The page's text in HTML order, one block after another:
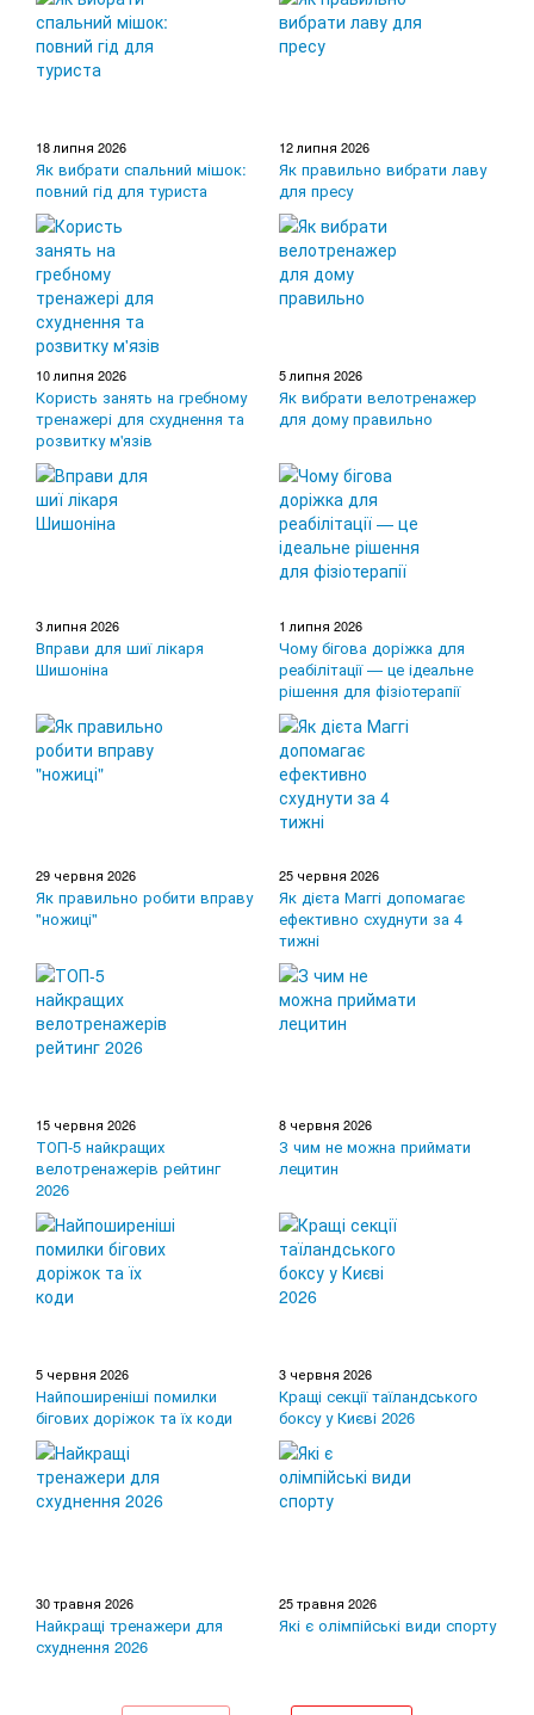
18 липня 2026
Як вибрати спальний мішок:
повний гід для туриста
12 липня 2026
Як правильно вибрати лаву
для пресу
10 липня 2026
Користь занять на гребному
тренажері для схуднення та
розвитку м'язів
5 липня 2026
Як вибрати велотренажер
для дому правильно
3 липня 2026
Вправи для шиї лікаря
Шишоніна
1 липня 2026
Чому бігова доріжка для
реабілітації — це ідеальне
рішення для фізіотерапії
29 червня 2026
Як правильно робити вправу
"ножиці"
25 червня 2026
Як дієта Маггі допомагає
ефективно схуднути за 4
тижні
15 червня 2026
ТОП-5 найкращих
велотренажерів рейтинг
2026
8 червня 2026
З чим не можна приймати
лецитин
5 червня 2026
Найпоширеніші помилки
бігових доріжок та їх коди
3 червня 2026
Кращі секції таїландського
боксу у Києві 2026
30 травня 2026
Найкращі тренажери для
схуднення 2026
25 травня 2026
Які є олімпійські види спорту